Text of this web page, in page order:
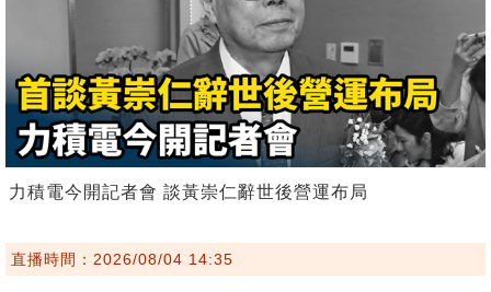
力積電今開記者會 談黃崇仁辭世後營運布局
直播時間：2026/08/04 14:35